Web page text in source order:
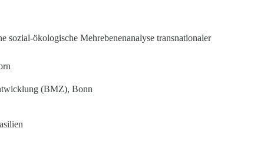
ökologische Mehrebenenanalyse transnationaler
(BMZ), Bonn